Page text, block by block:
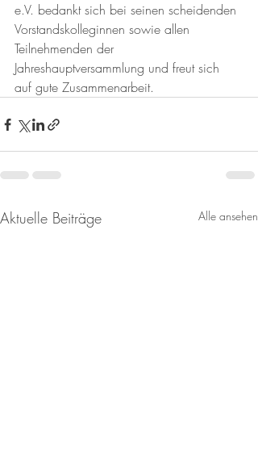
e.V. bedankt sich bei seinen scheidenden
Vorstandskolleginnen sowie allen
Teilnehmenden der
Jahreshauptversammlung und freut sich
auf gute Zusammenarbeit.
Aktuelle Beiträge Alle ansehen